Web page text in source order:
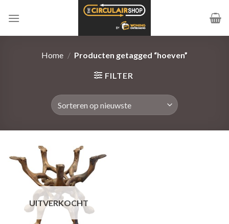
naar
Home / Producten getagged “hoeven”
FILTER
UITVERKOCHT